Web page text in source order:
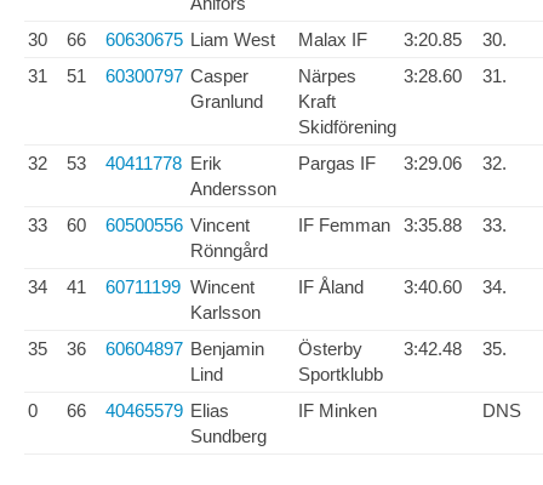
30 66 60630675 Liam West Malax IF 3:20.85
30.
31
51 60300797 Casper
Granlund
Närpes
Kraft
Skidförening
3:28.60 31.
32 53 40411778 Erik
Andersson
Pargas IF 3:29.06 32.
33 60 60500556 Vincent
Rönngård
IF Femman 3:35.88 33.
34 41 60711199 Wincent
Karlsson
IF Åland 3:40.60 34.
35 36 60604897 Benjamin
Lind
Österby
Sportklubb
3:42.48 35.
0 66 40465579 Elias
Sundberg
IF Minken DNS